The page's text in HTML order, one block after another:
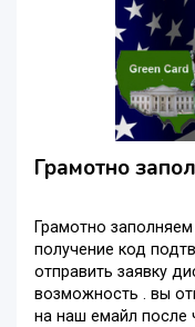
Грамотно
Грамотно
получение код
отправить заявку
возможность . вы
на наш емайл после